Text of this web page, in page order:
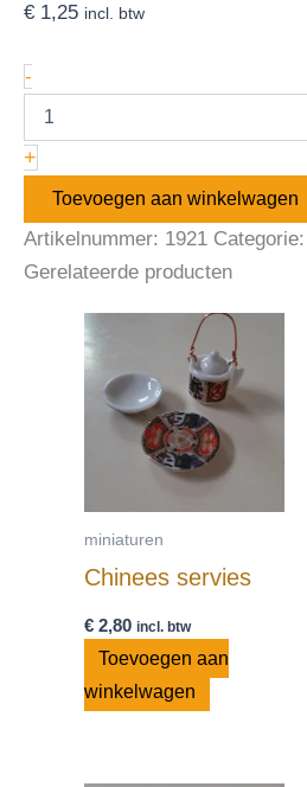
€ 1,25 incl. btw
-
+
Toevoegen aan winkelwagen
Artikelnummer: 1921 Categorie:
Gerelateerde producten
miniaturen
Chinees servies
€ 2,80 incl. btw
Toevoegen aan
winkelwagen